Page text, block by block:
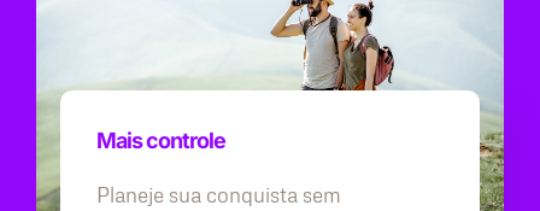
Mais controle
Planeje sua conquista sem